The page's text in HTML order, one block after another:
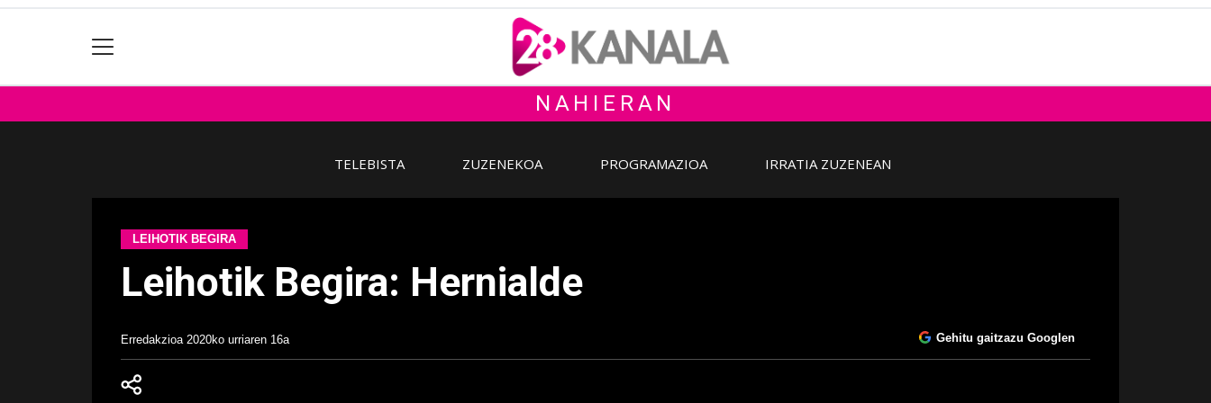
NAHIERAN
TELEBISTA ZUZENEKOA PROGRAMAZIOA IRRATIA ZUZENEAN
LEIHOTIK BEGIRA
Leihotik Begira: Hernialde
Erredakzioa 2020ko urriaren 16a Gehitu gaitzazu Googlen